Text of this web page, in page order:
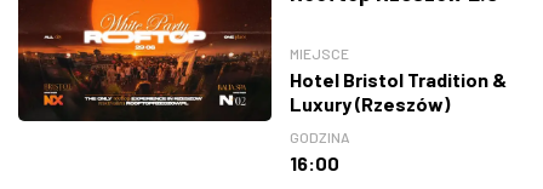
MIEJSCE
Hotel Bristol Tradition &
Luxury (Rzeszów)
GODZINA
16:00